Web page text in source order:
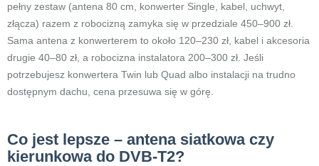
pełny zestaw (antena 80 cm, konwerter Single, kabel, uchwyt,
złącza) razem z robocizną zamyka się w przedziale 450–900 zł.
Sama antena z konwerterem to około 120–230 zł, kabel i akcesoria
drugie 40–80 zł, a robocizna instalatora 200–300 zł. Jeśli
potrzebujesz konwertera Twin lub Quad albo instalacji na trudno
dostępnym dachu, cena przesuwa się w górę.
Co jest lepsze – antena siatkowa czy
kierunkowa do DVB-T2?